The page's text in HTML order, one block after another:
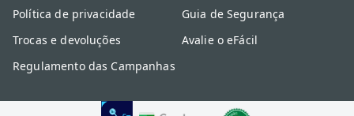
Política de privacidade
Trocas e devoluções
Regulamento das Campanhas
Guia de Segurança
Avalie o eFácil